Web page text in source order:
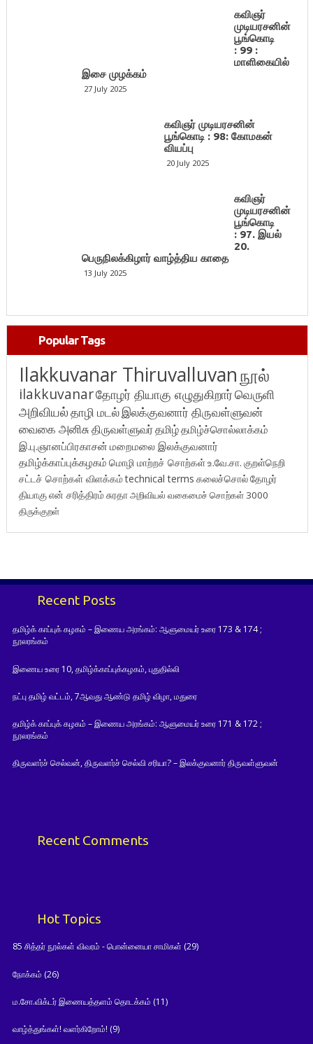
கவிஞர்
முடியரசனின்
பூங்கொடி
: 99 :
மாளிகையில்
இசை முழக்கம்
27 July 2025
கவிஞர் முடியரசனின்
பூங்கொடி : 98: கோமகன்
வியப்பு
20 July 2025
கவிஞர்
முடியரசனின்
பூங்கொடி
: 97. இயல்
20.
பெருநிலக்கிழார் வாழ்த்திய காதை
13 July 2025
Popular Tags
Ilakkuvanar Thiruvalluvanநூல்
ilakkuvanarதோழர் தியாகு எழுதுகிறார்வெருளி
அறிவியல்தாழி மடல்இலக்குவனார் திருவள்ளுவன்
வைகை அனிசுதிருவள்ளுவர்தமிழ்தமிழ்ச்சொல்லாக்கம்
இ.பு.ஞானப்பிரகாசன் மறைமலை இலக்குவனார்
தமிழ்க்காப்புக்கழகம் மொழி மாற்றச் சொற்கள்உ.வே.சா. குறள்நெறி
சட்டச் சொற்கள் விளக்கம்technical terms கலைச்சொல்தோழர்
தியாகுஎன் சரித்திரம்சுரதாஅறிவியல் வகைமைச் சொற்கள் 3000
திருக்குறள்
Recent Posts
தமிழ்க் காப்புக் கழகம் – இணைய அரங்கம்: ஆளுமையர் உரை 173 & 174 ;
நூலரங்கம்
இணைய உரை 10, தமிழ்க்காப்புக்கழகம், புதுதில்லி
நட்பு தமிழ் வட்டம், 7ஆவது ஆண்டு தமிழ் விழா, மதுரை
தமிழ்க் காப்புக் கழகம் – இணைய அரங்கம்: ஆளுமையர் உரை 171 & 172 ;
நூலரங்கம்
திருவளர்ச் செல்வன், திருவளர்ச் செல்வி சரியா? – இலக்குவனார் திருவள்ளுவன்
Recent Comments
Hot Topics
85 சித்தர் நூல்கள் விவரம் - பொன்னையா சாமிகள் (29)
நோக்கம் (26)
ம.சோ.விக்டர் இணையத்தளம் தொடக்கம் (11)
வாழ்த்துங்கள்! வளர்கிறோம்! (9)